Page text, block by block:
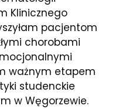
Klinicznego
pacjentom
chorobami
ważnym etapem
studenckie
w Węgorzewie.